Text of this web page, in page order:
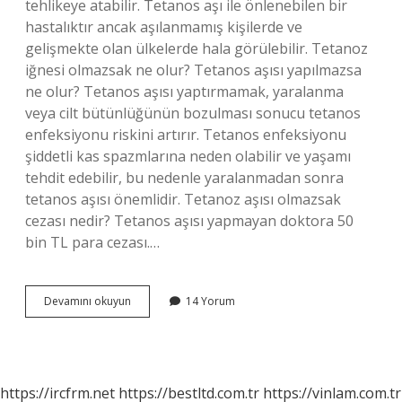
tehlikeye atabilir. Tetanos aşı ile önlenebilen bir
hastalıktır ancak aşılanmamış kişilerde ve
gelişmekte olan ülkelerde hala görülebilir. Tetanoz
iğnesi olmazsak ne olur? Tetanos aşısı yapılmazsa
ne olur? Tetanos aşısı yaptırmamak, yaralanma
veya cilt bütünlüğünün bozulması sonucu tetanos
enfeksiyonu riskini artırır. Tetanos enfeksiyonu
şiddetli kas spazmlarına neden olabilir ve yaşamı
tehdit edebilir, bu nedenle yaralanmadan sonra
tetanos aşısı önemlidir. Tetanoz aşısı olmazsak
cezası nedir? Tetanos aşısı yapmayan doktora 50
bin TL para cezası.…
Devamını okuyun Tetanoz
Aşısı
14 Yorum
https://ircfrm.net https://bestltd.com.tr https://vinlam.com.tr